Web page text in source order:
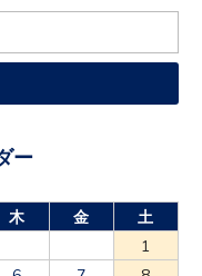
ー
木 金
土
1
6 7
8